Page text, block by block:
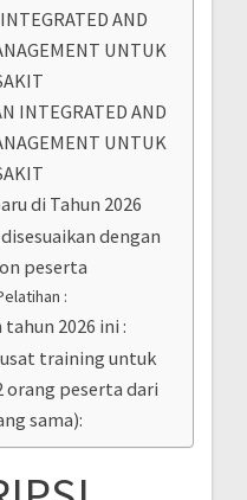
AND
UNTUK
INTEGRATED AND
UNTUK
di Tahun 2026
dengan
peserta
:
2026 ini :
training untuk
orang peserta dari
sama):